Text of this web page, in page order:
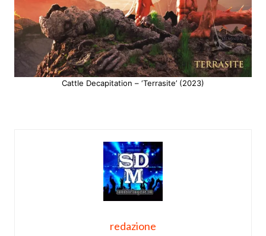
Cattle Decapitation – ‘Terrasite’ (2023)
redazione